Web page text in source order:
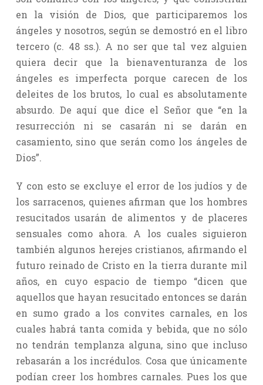
en la visión de Dios, que participaremos los
ángeles y nosotros, según se demostró en el libro
tercero (c. 48 ss.). A no ser que tal vez alguien
quiera decir que la bienaventuranza de los
ángeles es imperfecta porque carecen de los
deleites de los brutos, lo cual es absolutamente
absurdo. De aquí que dice el Señor que “en la
resurrección ni se casarán ni se darán en
casamiento, sino que serán como los ángeles de
Dios”.
Y con esto se excluye el error de los judíos y de
los sarracenos, quienes afirman que los hombres
resucitados usarán de alimentos y de placeres
sensuales como ahora. A los cuales siguieron
también algunos herejes cristianos, afirmando el
futuro reinado de Cristo en la tierra durante mil
años, en cuyo espacio de tiempo “dicen que
aquellos que hayan resucitado entonces se darán
en sumo grado a los convites carnales, en los
cuales habrá tanta comida y bebida, que no sólo
no tendrán templanza alguna, sino que incluso
rebasarán a los incrédulos. Cosa que únicamente
podían creer los hombres carnales. Pues los que